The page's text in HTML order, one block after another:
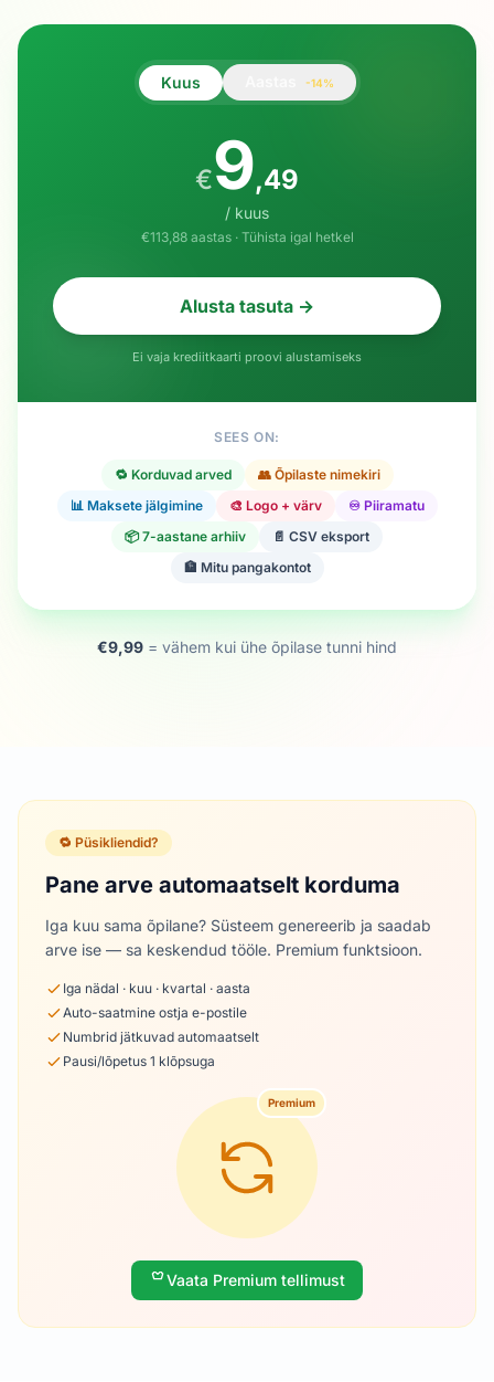
Kuus -14%
€9,49
/ kuus
€113,88 aastas · Tühista igal hetkel
Alusta tasuta →
Ei vaja krediitkaarti proovi alustamiseks
SEES ON:
🔁 Korduvad arved
👥 Õpilaste nimekiri
📊 Maksete jälgimine
🎨 Logo + värv
♾️ Piiramatu
📦 7-aastane arhiiv
📄 CSV eksport
🏦 Mitu pangakontot
€9,99 = vähem kui ühe õpilase tunni hind
🔁 Püsikliendid?
Pane arve automaatselt korduma
Iga kuu sama õpilane? Süsteem genereerib ja saadab
arve ise — sa keskendud tööle. Premium funktsioon.
Iga nädal · kuu · kvartal · aasta
Auto-saatmine ostja e-postile
Numbrid jätkuvad automaatselt
Pausi/lõpetus 1 klõpsuga
Premium
Vaata Premium tellimust